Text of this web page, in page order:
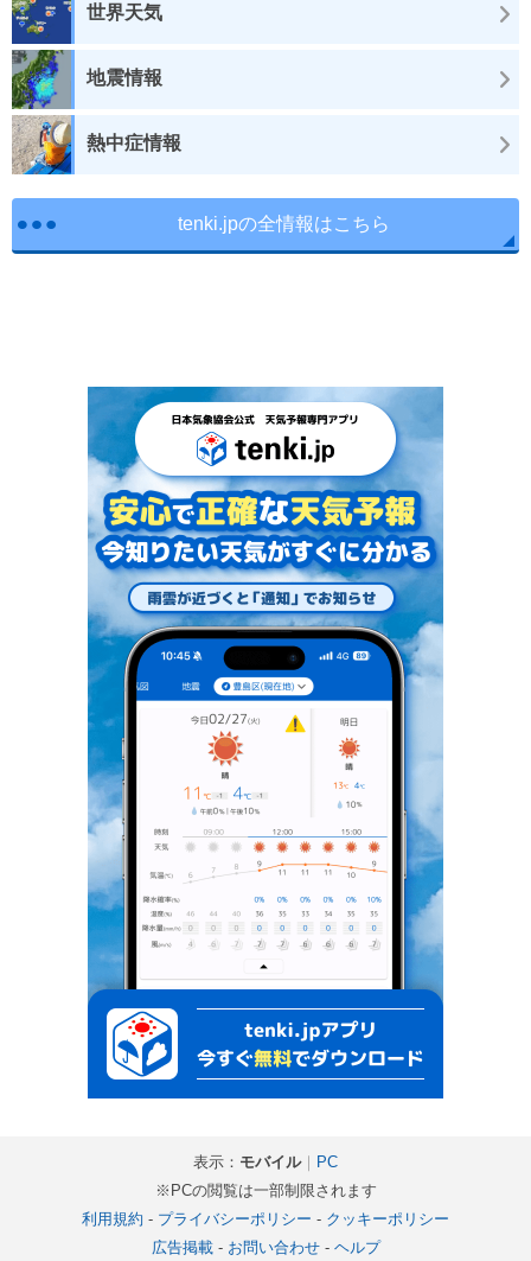
世界天気
地震情報
熱中症情報
tenki.jpの全情報はこちら
表示： モバイル｜ PC
※PCの閲覧は一部制限されます
利用規約 - プライバシーポリシー - クッキーポリシー
広告掲載- お問い合わせ- ヘルプ